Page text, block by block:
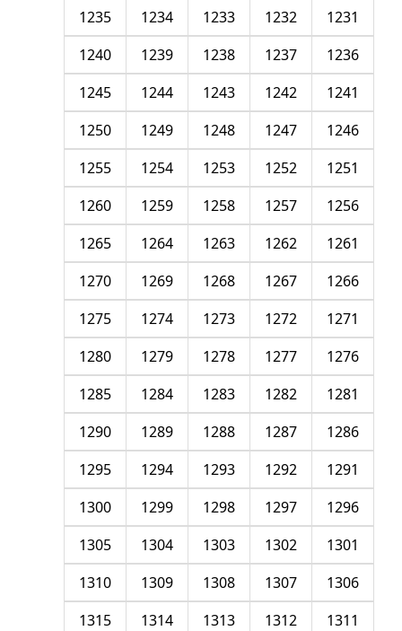
1231
1232
1233
1234
1235
1236
1237
1238
1239
1240
1241
1242
1243
1244
1245
1246
1247
1248
1249
1250
1251
1252
1253
1254
1255
1256
1257
1258
1259
1260
1261
1262
1263
1264
1265
1266
1267
1268
1269
1270
1271
1272
1273
1274
1275
1276
1277
1278
1279
1280
1281
1282
1283
1284
1285
1286
1287
1288
1289
1290
1291
1292
1293
1294
1295
1296
1297
1298
1299
1300
1301
1302
1303
1304
1305
1306
1307
1308
1309
1310
1311
1312
1313
1314
1315